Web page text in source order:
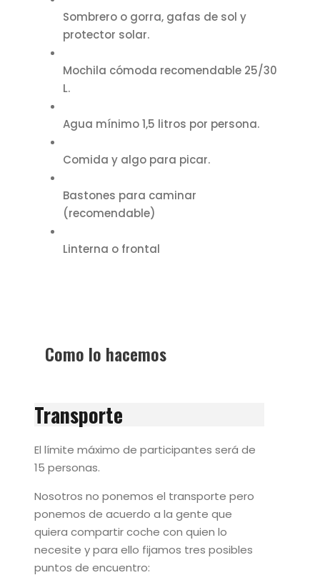
Sombrero o gorra, gafas de sol y
protector solar.
Mochila cómoda recomendable 25/30
L.
Agua mínimo 1,5 litros por persona.
Comida y algo para picar.
Bastones para caminar
(recomendable)
Linterna o frontal
Como lo hacemos
Transporte
El límite máximo de participantes será de
15 personas.
Nosotros no ponemos el transporte pero
ponemos de acuerdo a la gente que
quiera compartir coche con quien lo
necesite y para ello fijamos tres posibles
puntos de encuentro: